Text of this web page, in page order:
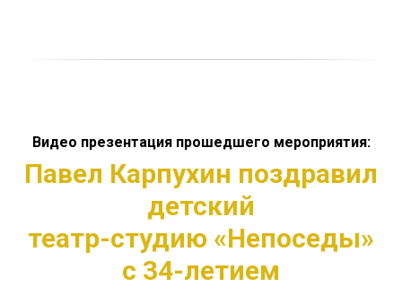
Видео презентация прошедшего мероприятия:
Павел Карпухин поздравил
детский
театр-студию «Непоседы»
с 34-летием